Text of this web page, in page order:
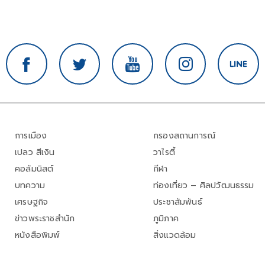
การเมือง
เปลว สีเงิน
คอลัมนิสต์
บทความ
เศรษฐกิจ
ข่าวพระราชสำนัก
หนังสือพิมพ์
กรองสถานการณ์
วาไรตี้
กีฬา
ท่องเที่ยว – ศิลปวัฒนธรรม
ประชาสัมพันธ์
ภูมิภาค
สิ่งแวดล้อม